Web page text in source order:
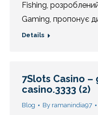
Fishing,
Gaming, пропонує
Details
7Slots Casino
casino.3333 (2)
Blog By ramanindia97